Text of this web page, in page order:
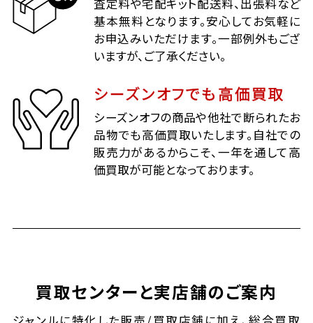
査定料や宅配キット配送料、出張料など
基本無料となります。安心してお気軽に
お申込みいただけます。一部例外もござ
いますが、ご了承ください。
シーズンオフでも高価買取
シーズンオフの商品や他社で断られたお
品物でも高価買取いたします。自社での
販売力があるからこそ、一年を通して高
価買取が可能となっております。
買取センターと実店舗のご案内